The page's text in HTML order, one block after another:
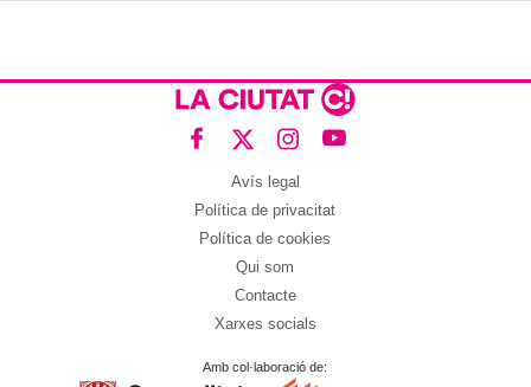
Avís legal
Política de privacitat
Política de cookies
Qui som
Contacte
Xarxes socials
Amb col·laboració de: